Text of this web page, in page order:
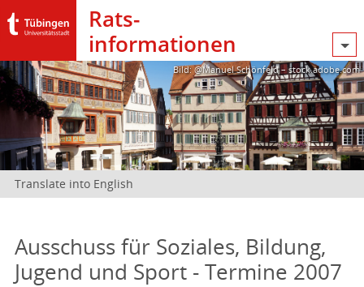
Rats­
informationen
Bild: @Manuel Schönfeld – stock.adobe.com
Translate into English
Ausschuss für Soziales, Bildung,
Jugend und Sport - Termine 2007